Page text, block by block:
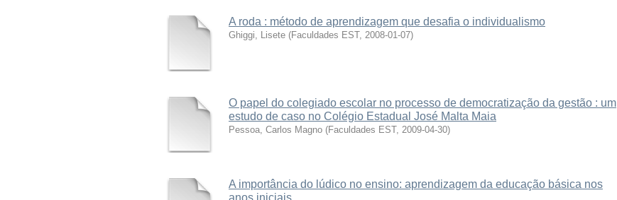
A roda : método de aprendizagem que desafia o individualismo
Ghiggi, Lisete (Faculdades EST, 2008-01-07)
O papel do colegiado escolar no processo de democratização da gestão : um
estudo de caso no Colégio Estadual José Malta Maia
Pessoa, Carlos Magno (Faculdades EST, 2009-04-30)
A importância do lúdico no ensino: aprendizagem da educação básica nos
anos iniciais